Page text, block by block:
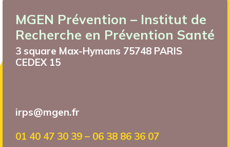
MGEN Prévention – Institut de
Recherche en Prévention Santé
3 square Max-Hymans 75748 PARIS
CEDEX 15
irps@mgen.fr
01 40 47 30 39 – 06 38 86 36 07